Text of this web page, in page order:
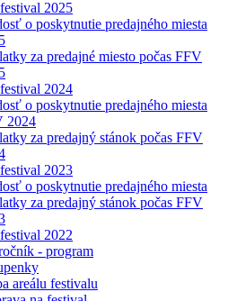
2025
o poskytnutie predajného miesta
za predajné miesto počas FFV
2024
o poskytnutie predajného miesta
2024
za predajný stánok počas FFV
2023
o poskytnutie predajného miesta
za predajný stánok počas FFV
2022
- program
areálu festivalu